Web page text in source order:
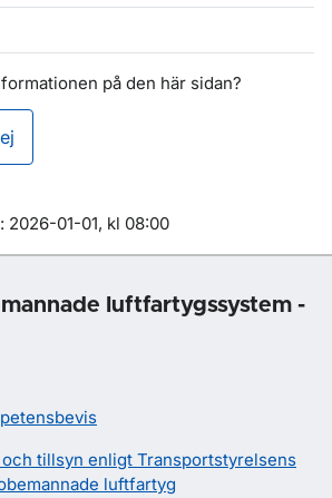
på den här sidan?
2026-01-01, kl 08:00
luftfartygssystem -
tillsyn enligt Transportstyrelsens
luftfartyg